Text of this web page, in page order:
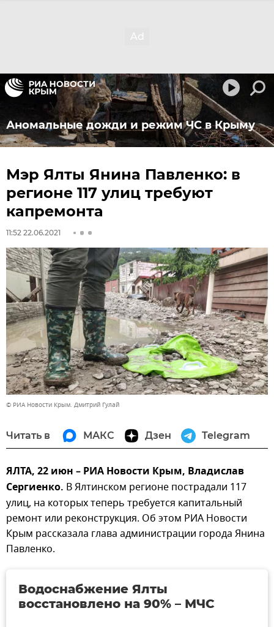
Аномальные дожди и режим ЧС в Крыму
Мэр Ялты Янина Павленко: в
регионе 117 улиц требуют
капремонта
11:52 22.06.2021
© РИА Новости Крым. Дмитрий Гулай
Читать в МАКС Дзен Telegram
ЯЛТА, 22 июн – РИА Новости Крым, Владислав
Сергиенко. В Ялтинском регионе пострадали 117
улиц, на которых теперь требуется капитальный
ремонт или реконструкция. Об этом РИА Новости
Крым рассказала глава администрации города Янина
Павленко.
Водоснабжение Ялты
восстановлено на 90% – МЧС